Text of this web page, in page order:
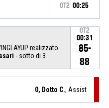
OT2 00:25
realizzato
- sotto di 3
OT2
00:31
85-
88
0, Dotto C., Assist